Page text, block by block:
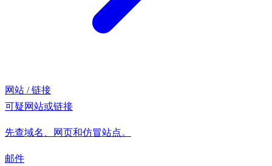
网站 / 链接
可疑网站或链接
先查域名、网页和仿冒站点。
邮件